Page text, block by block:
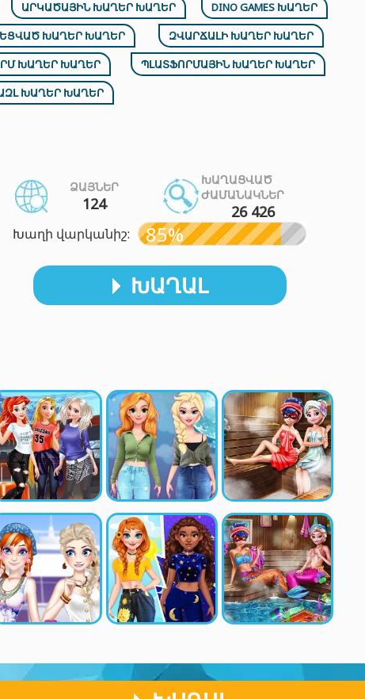
ԱՐԿԱԾԱՅԻՆ ԽԱՂԵՐ ԽԱՂԵՐ
DINO GAMES ԽԱՂԵՐ
ԽԱՂԵՐ ԽԱՂԵՐ
ԶՎԱՐՃԱԼԻ ԽԱՂԵՐ ԽԱՂԵՐ
ԽԱՂԵՐ ԽԱՂԵՐ
ՊԼԱՏՖՈՐՄԱՅԻՆ ԽԱՂԵՐ ԽԱՂԵՐ
ԽԱՂԵՐ ԽԱՂԵՐ
ՁԱՅՆԵՐ
124
ԽԱՂԱՑՎԱԾ
ԺԱՄԱՆԱԿՆԵՐ
26 426
Խաղի վարկանիշ: 85%
ԽԱՂԱԼ